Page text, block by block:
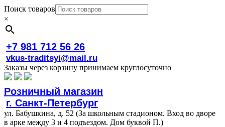
Поиск товаров
×
+7 981 712 56 26
vkus-traditsyi@mail.ru
Заказы через корзину принимаем круглосуточно
Розничный магазин
г. Санкт-Петербург
ул. Бабушкина, д. 52 (За школьным стадионом. Вход во дворе
в арке между 3 и 4 подъездом. Дом буквой П.)